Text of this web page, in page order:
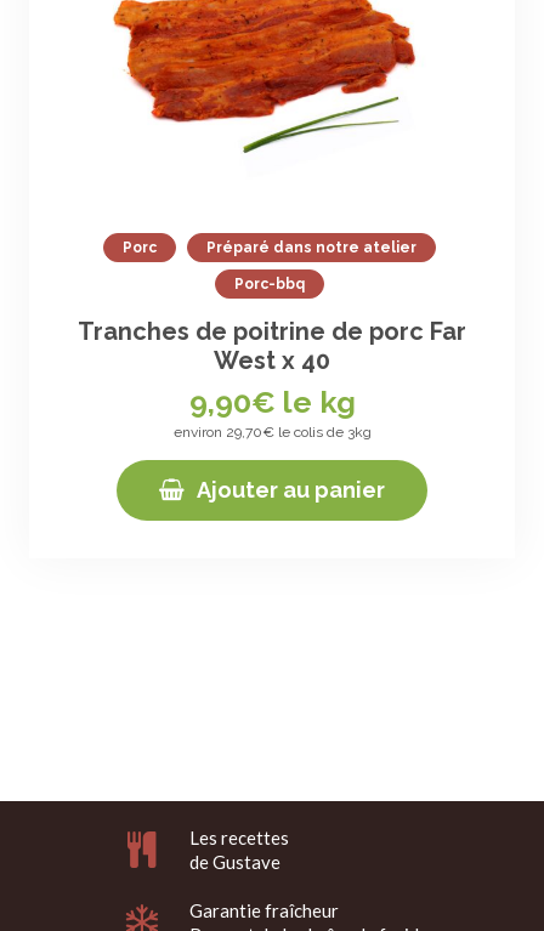
Porc Préparé dans notre atelier
Porc-bbq
Tranches de poitrine de porc Far
West x 40
9,90€ le kg
environ 29,70€ le colis de 3kg
Ajouter au panier
Les recettes
de Gustave
Garantie fraîcheur